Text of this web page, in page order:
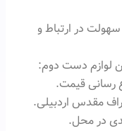
در ارتباط و
لوازم دست دوم:
رسانی قیمت.
مقدس اردبیلی.
در محل.